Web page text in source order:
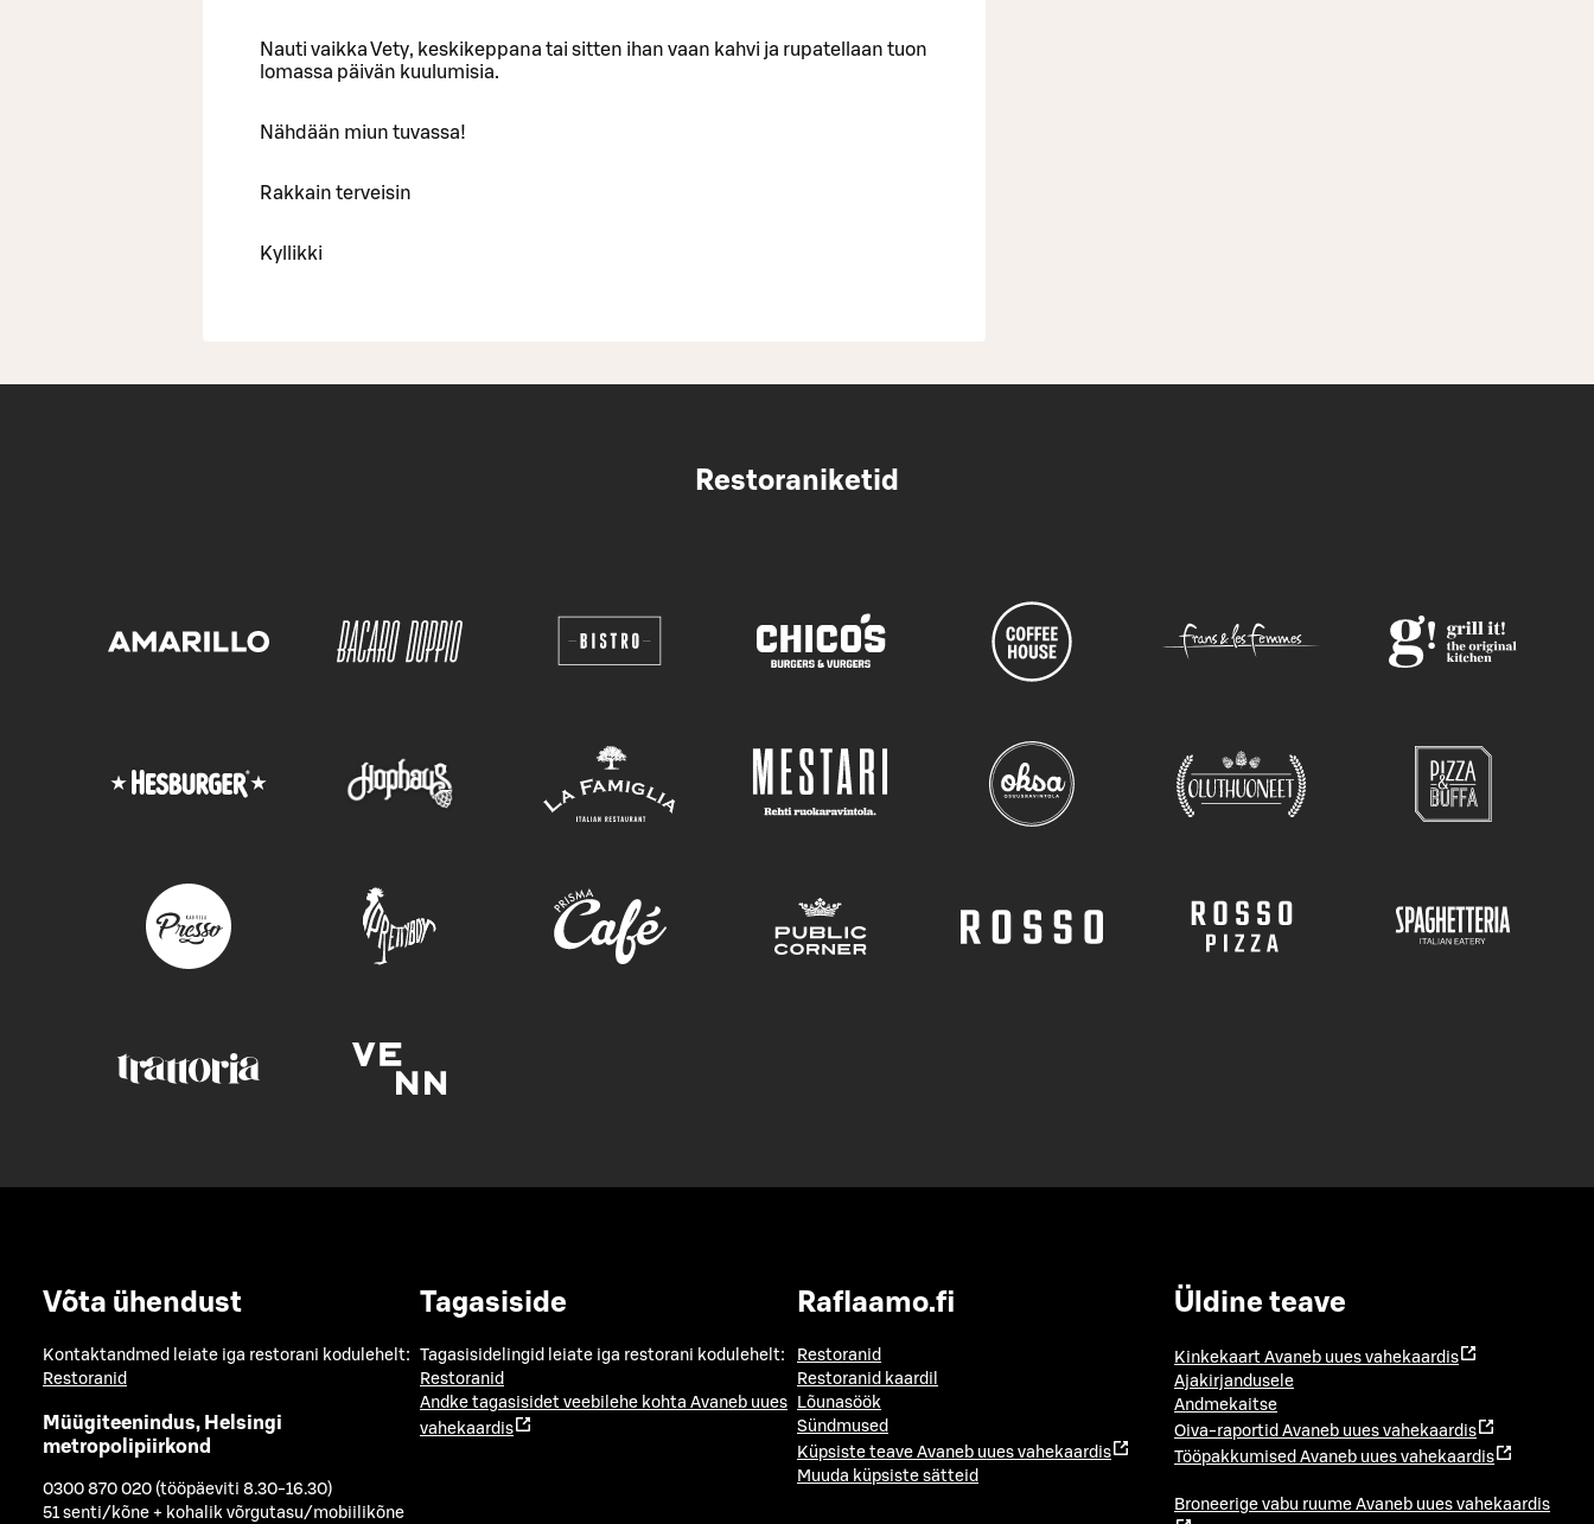
Nauti vaikka Vety, keskikeppana tai sitten ihan vaan kahvi ja rupatellaan tuon
lomassa päivän kuulumisia.
Nähdään miun tuvassa!
Rakkain terveisin
Kyllikki
Restoraniketid
Võta ühendust
Kontaktandmed leiate iga restorani kodulehelt:
Restoranid
Müügiteenindus, Helsingi
metropolipiirkond
0300 870 020 (tööpäeviti 8.30-16.30)
51 senti/kõne + kohalik võrgutasu/mobiilikõne
Tagasiside
Tagasisidelingid leiate iga restorani kodulehelt:
Restoranid
Andke tagasisidet veebilehe kohta Avaneb uues
vahekaardis
Raflaamo.fi
Restoranid
Restoranid kaardil
Lõunasöök
Sündmused
Küpsiste teave Avaneb uues vahekaardis
Muuda küpsiste sätteid
Üldine teave
Kinkekaart Avaneb uues vahekaardis
Ajakirjandusele
Andmekaitse
Oiva-raportid Avaneb uues vahekaardis
Tööpakkumised Avaneb uues vahekaardis
Broneerige vabu ruume Avaneb uues vahekaardis